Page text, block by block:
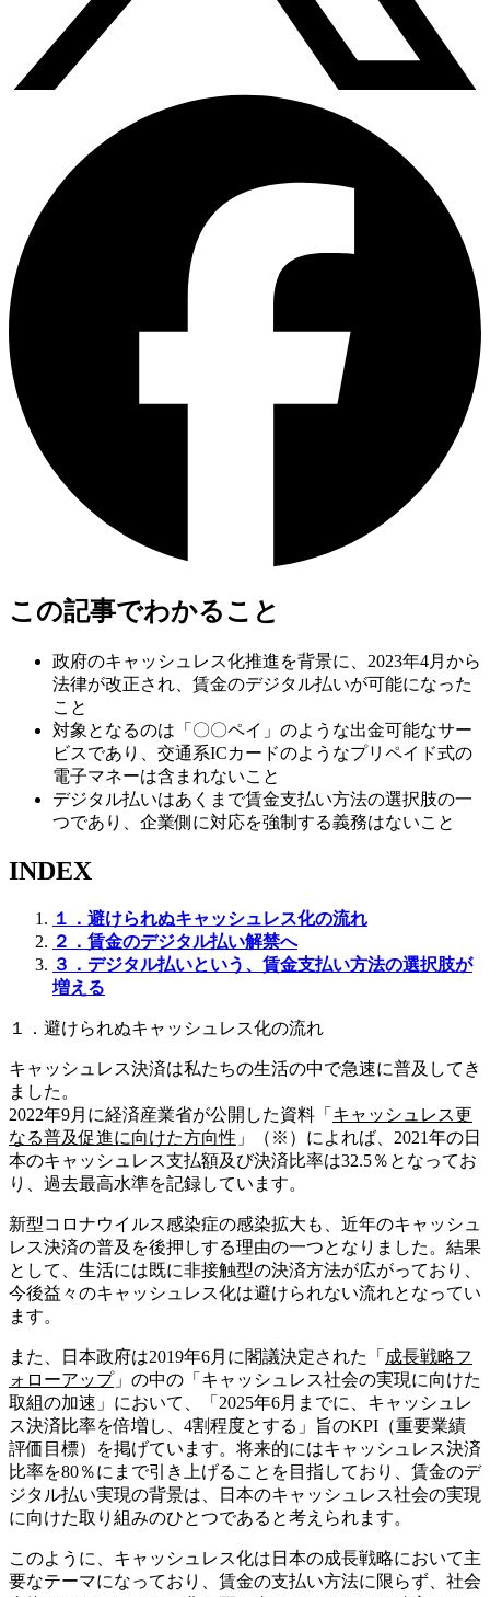
この記事でわかること
政府のキャッシュレス化推進を背景に、2023年4月から
法律が改正され、賃金のデジタル払いが可能になった
こと
対象となるのは「〇〇ペイ」のような出金可能なサー
ビスであり、交通系ICカードのようなプリペイド式の
電子マネーは含まれないこと
デジタル払いはあくまで賃金支払い方法の選択肢の一
つであり、企業側に対応を強制する義務はないこと
INDEX
１．避けられぬキャッシュレス化の流れ
２．賃金のデジタル払い解禁へ
３．デジタル払いという、賃金支払い方法の選択肢が
増える
１．避けられぬキャッシュレス化の流れ
キャッシュレス決済は私たちの生活の中で急速に普及してき
ました。
2022年9月に経済産業省が公開した資料「 キャッシュレス更
なる普及促進に向けた方向性 」（※）によれば、2021年の日
本のキャッシュレス支払額及び決済比率は32.5％となってお
り、過去最高水準を記録しています。
新型コロナウイルス感染症の感染拡大も、近年のキャッシュ
レス決済の普及を後押しする理由の一つとなりました。結果
として、生活には既に非接触型の決済方法が広がっており、
今後益々のキャッシュレス化は避けられない流れとなってい
ます。
また、日本政府は2019年6月に閣議決定された「 成長戦略フ
ォローアップ」の中の「キャッシュレス社会の実現に向けた
取組の加速」において、「2025年6月までに、キャッシュレ
ス決済比率を倍増し、4割程度とする」旨のKPI（重要業績
評価目標）を掲げています。将来的にはキャッシュレス決済
比率を80％にまで引き上げることを目指しており、賃金のデ
ジタル払い実現の背景は、日本のキャッシュレス社会の実現
に向けた取り組みのひとつであると考えられます。
このように、キャッシュレス化は日本の成長戦略において主
要なテーマになっており、賃金の支払い方法に限らず、社会